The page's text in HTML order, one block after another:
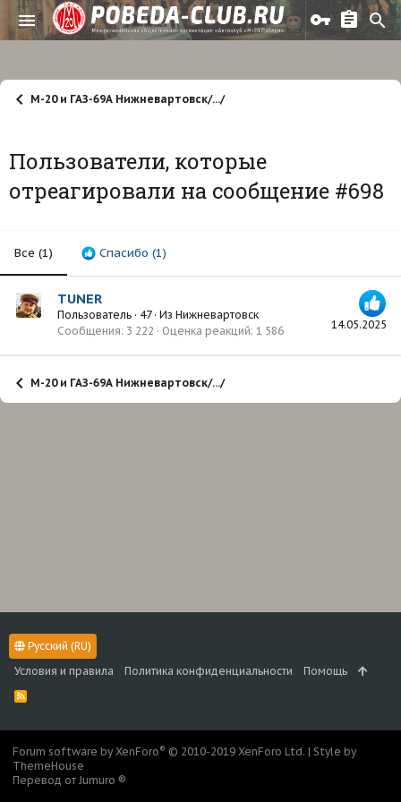
М-20 и ГАЗ-69А Нижневартовск/.../
Пользователи, которые
отреагировали на сообщение #698
Все (1) Спасибо (1)
14.05.2025
TUNER
Пользователь · 47 · Из Нижневартовск
Сообщения 3 222 Оценка реакций 1 586
М-20 и ГАЗ-69А Нижневартовск/.../
Русский (RU)
Условия и правила
Политика конфиденциальности Помощь
R
S
Forum software by XenForo® © 2010-2019 XenForo Ltd. | Style by
ThemeHouse
Перевод от Jumuro ®